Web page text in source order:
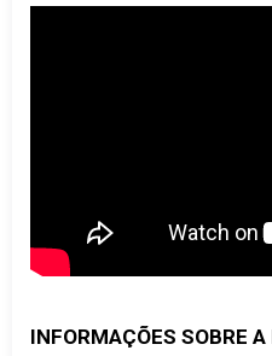
INFORMAÇÕES SOBRE